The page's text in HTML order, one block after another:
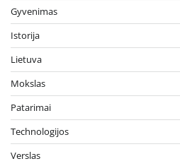
Gyvenimas
Istorija
Lietuva
Mokslas
Patarimai
Technologijos
Verslas